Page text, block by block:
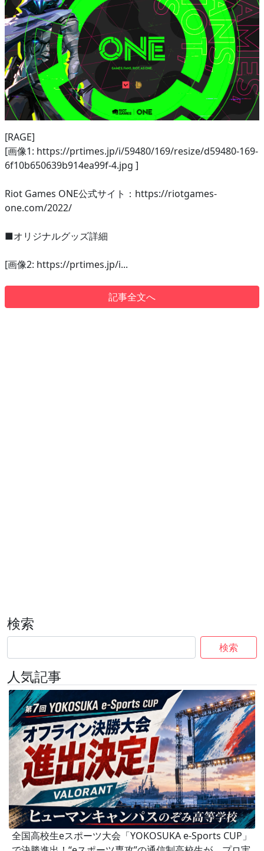
[RAGE]
[画像1: https://prtimes.jp/i/59480/169/resize/d59480-169-
6f10b650639b914ea99f-4.jpg ]
Riot Games ONE公式サイト：https://riotgames-
one.com/2022/
■オリジナルグッズ詳細
[画像2: https://prtimes.jp/i...
記事全文へ
検索
検索
人気記事
全国高校生eスポーツ大会「YOKOSUKA e-Sports CUP」